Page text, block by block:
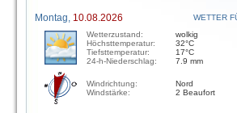
Montag, 10.08.2026
WETTER
Wetterzustand:
Höchsttemperatur:
Tiefsttemperatur:
24-h-Niederschlag:
wolkig
32°C
17°C
7.9 mm
Windrichtung:
Windstärke:
Nord
2 Beaufort